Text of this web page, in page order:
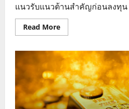
แนวรับแนวต้านสำคัญก่อนลงทุน
Read MoreRead
more
ราคา
ทอง
ร่วง
รับ
บอนด์
ยี
ลด์
พุ่ง